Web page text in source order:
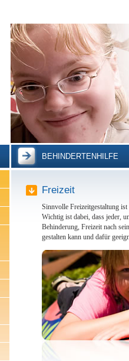
BEHINDERTENHILFE
Freizeit
Sinnvolle Freizeitgestaltung
Wichtig ist dabei, dass jeder,
Behinderung, Freizeit nach
gestalten kann und dafür